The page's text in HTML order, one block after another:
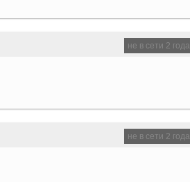
не в сети 2 года
не в сети 2 года